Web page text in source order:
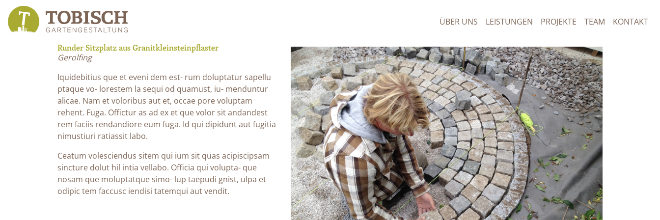
ÜBER UNS LEISTUNGEN PROJEKTE TEAM KONTAKT
Runder Sitzplatz aus Granitkleinsteinpflaster
Gerolfing
Iquidebitius que et eveni dem est- rum doluptatur sapellu
ptaque vo- lorestem la sequi od quamust, iu- menduntur
alicae. Nam et voloribus aut et, occae pore voluptam
rehent. Fuga. Offictur as ad ex et que volor sit andandest
rem faciis rendandiore eum fuga. Id qui dipidunt aut fugitia
nimustiuri ratiassit labo.
Ceatum volesciendus sitem qui ium sit quas acipiscipsam
sincture dolut hil intia vellabo. Officia qui volupta- que
nosam que moluptatque simo- lup taepudi gnist, ulpa et
odipic tem faccusc iendisi tatemqui aut vendit.